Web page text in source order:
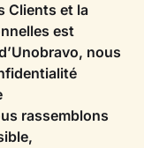
Clients et la
est
nous
rassemblons